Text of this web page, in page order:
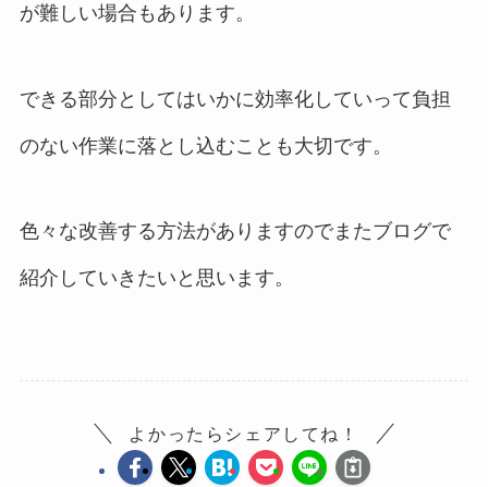
が難しい場合もあります。
できる部分としてはいかに効率化していって負担
のない作業に落とし込むことも大切です。
色々な改善する方法がありますのでまたブログで
紹介していきたいと思います。
よかったらシェアしてね！